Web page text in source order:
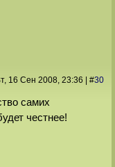
16 Сен 2008, 23:36 #30
самих
честнее!